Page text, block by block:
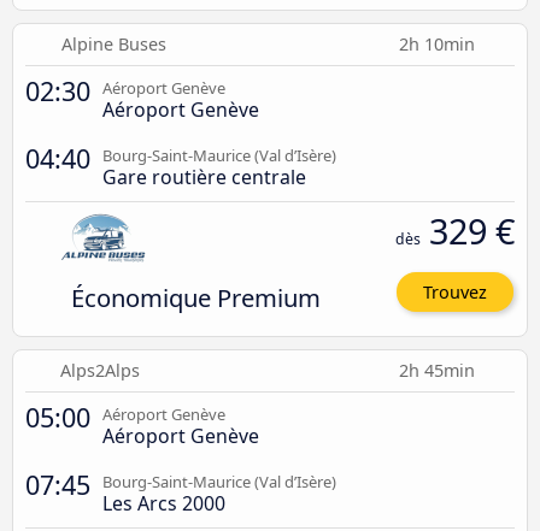
Alpine Buses 2h 10min
02:30 Aéroport Genève
Aéroport Genève
04:40 Bourg-Saint-Maurice (Val d’Isère)
Gare routière centrale
Économique Premium
dès 329 €
Trouvez
Alps2Alps 2h 45min
05:00 Aéroport Genève
Aéroport Genève
07:45 Bourg-Saint-Maurice (Val d’Isère)
Les Arcs 2000